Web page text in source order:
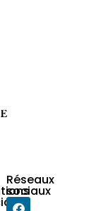
Réseaux
sociaux